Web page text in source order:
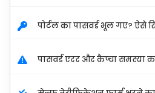
पोर्टल का पासवर्ड भूल गए? ऐसे
पासवर्ड एरर और कैप्चा समस्या